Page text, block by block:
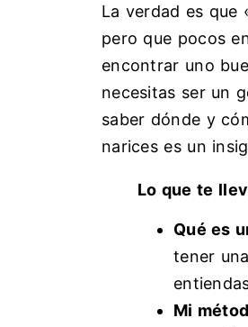
La verdad es que
pero que pocos
encontrar uno
necesitas ser un
saber dónde y
narices es un
Lo que te
Qué es
tener
Mi